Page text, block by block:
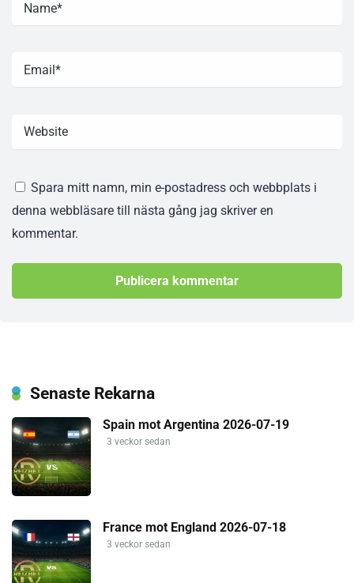
Spara mitt namn, min e-postadress och webbplats i
denna webbläsare till nästa gång jag skriver en
kommentar.
Senaste Rekarna
Spain mot Argentina 2026-07-19
3 veckor sedan
France mot England 2026-07-18
3 veckor sedan